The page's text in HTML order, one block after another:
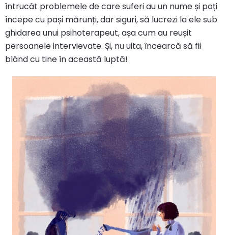
întrucât problemele de care suferi au un nume și poți
începe cu pași mărunți, dar siguri, să lucrezi la ele sub
ghidarea unui psihoterapeut, așa cum au reușit
persoanele intervievate. Și, nu uita, încearcă să fii
blând cu tine în această luptă!